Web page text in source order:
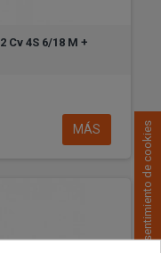
4S 6/18 M +
MÁS Consentimiento de cookies